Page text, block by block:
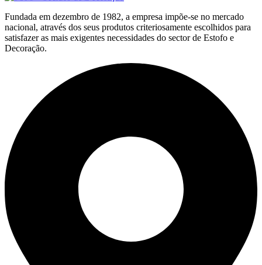
Fundada em dezembro de 1982, a empresa impõe-se no mercado
nacional, através dos seus produtos criteriosamente escolhidos para
satisfazer as mais exigentes necessidades do sector de Estofo e
Decoração.